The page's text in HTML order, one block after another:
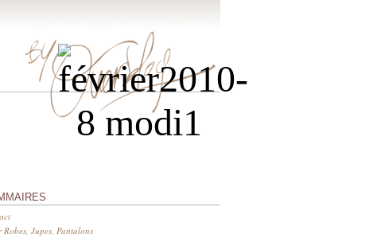
Robes, Jupes, Pantalons